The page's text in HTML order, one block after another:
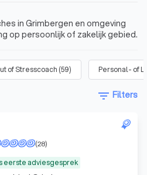
in Grimbergen en omgeving
op persoonlijk of zakelijk gebied.
of Stresscoach (59) Personal- of
filter_list Filters
eerste adviesgesprek
(28)